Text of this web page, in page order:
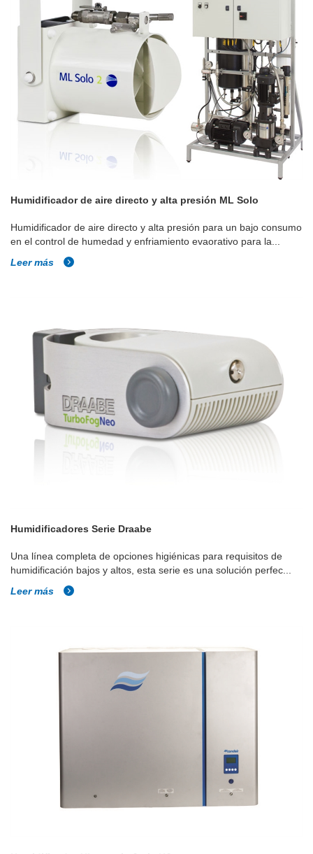
Humidificador de aire directo y alta presión ML Solo
Humidificador de aire directo y alta presión para un bajo consumo
en el control de humedad y enfriamiento evaorativo para la...
Leer más
Humidificadores Serie Draabe
Una línea completa de opciones higiénicas para requisitos de
humidificación bajos y altos, esta serie es una solución perfec...
Leer más